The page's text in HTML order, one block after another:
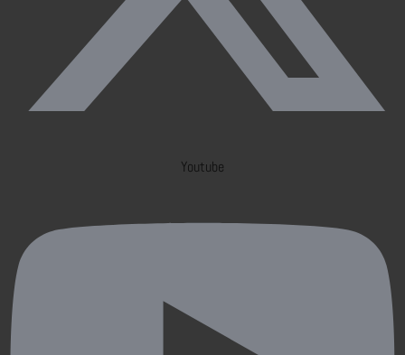
Youtube